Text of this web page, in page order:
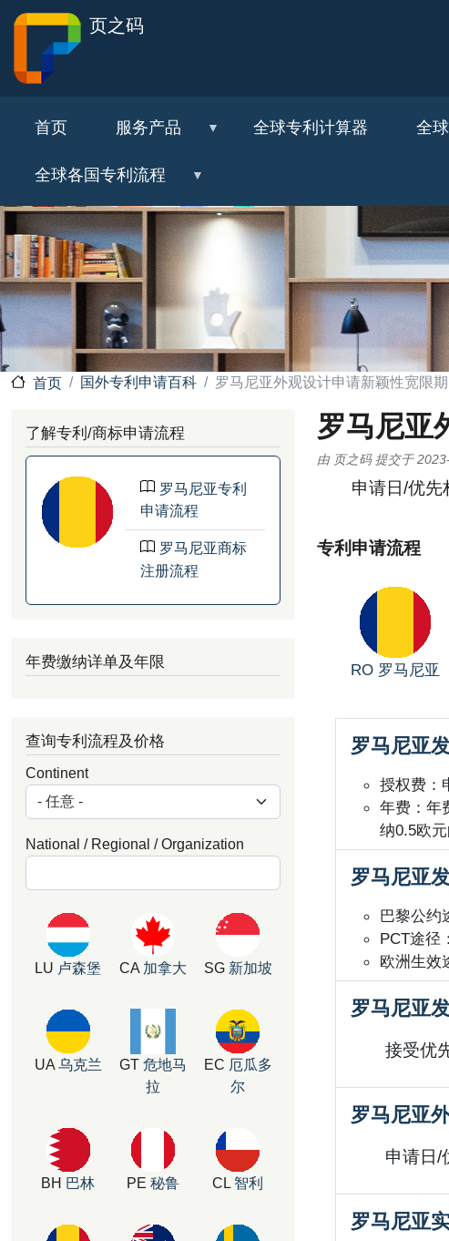
页之码
首页 服务产品 全球专利计算器 全
全球各国专利流程
首页 国外专利申请百科 罗马尼亚外观设计申请新颖性宽限期
罗马尼亚
由 页之码 提交于
申请日/优先
专利申请流程
RO 罗马尼亚
罗马尼亚
授权费：
年费：年
纳0.5欧元
罗马尼亚
巴黎公约
PCT途径
欧洲生效
罗马尼亚
接受优
罗马尼亚
申请日/
罗马尼亚
了解专利/商标申请流程
罗马尼亚专利
申请流程
罗马尼亚商标
注册流程
年费缴纳详单及年限
查询专利流程及价格
Continent
National / Regional / Organization
LU 卢森堡 CA 加拿大 SG 新加坡
UA 乌克兰 GT 危地马
拉
EC 厄瓜多
尔
BH 巴林 PE 秘鲁 CL 智利